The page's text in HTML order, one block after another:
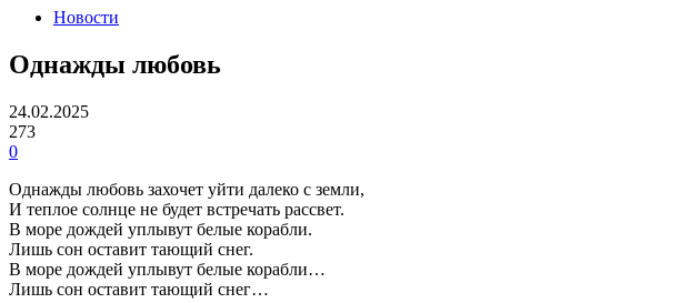
Новости
Однажды любовь
24.02.2025
273
0
Однажды любовь захочет уйти далеко с земли,
И теплое солнце не будет встречать рассвет.
В море дождей уплывут белые корабли.
Лишь сон оставит тающий снег.
В море дождей уплывут белые корабли…
Лишь сон оставит тающий снег…